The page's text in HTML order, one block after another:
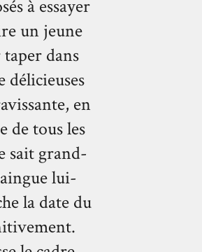
à essayer
un jeune
dans
délicieuses
en
de tous les
sait grand-
lui-
la date du